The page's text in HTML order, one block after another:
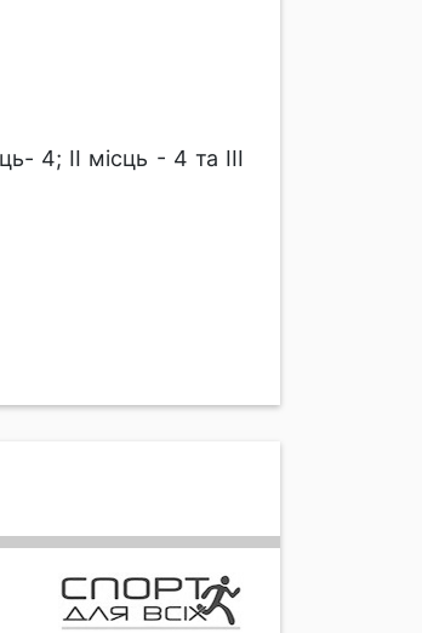
4; ІІ місць - 4 та ІІІ